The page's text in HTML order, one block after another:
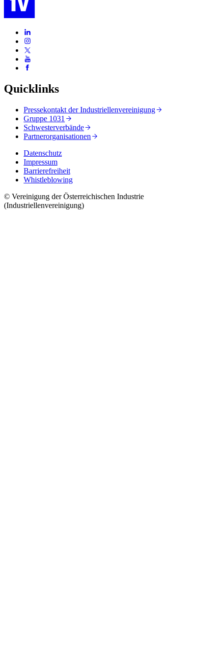
Quicklinks
Pressekontakt der Industriellenvereinigung
Gruppe 1031
Schwesterverbände
Partnerorganisationen
Datenschutz
Impressum
Barrierefreiheit
Whistleblowing
© Vereinigung der Österreichischen Industrie
(Industriellenvereinigung)